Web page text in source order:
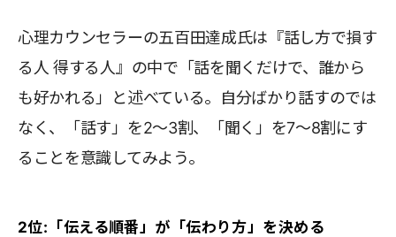
心理カウンセラーの五百田達成氏は『話し方で損す
る人 得する人』の中で「話を聞くだけで、誰から
も好かれる」と述べている。自分ばかり話すのでは
なく、「話す」を2〜3割、「聞く」を7〜8割にす
ることを意識してみよう。
2位:「伝える順番」が「伝わり方」を決める